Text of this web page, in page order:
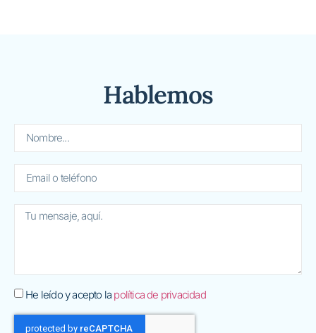
Hablemos
He leído y acepto la política de privacidad